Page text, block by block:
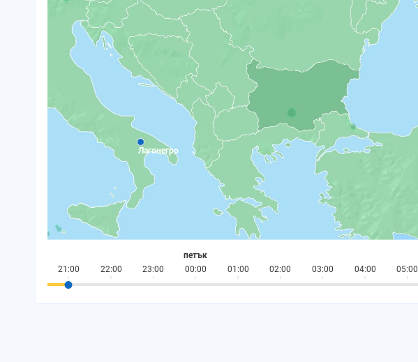
Лагонегро
21:00 22:00 23:00 00:00
петък
01:00
02:00 03:00 04:00 05:00